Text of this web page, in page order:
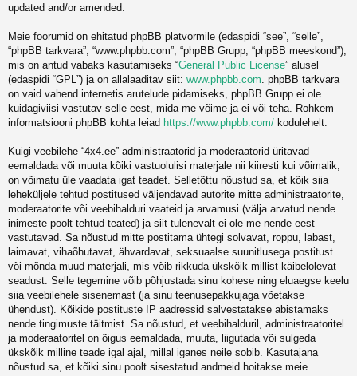
updated and/or amended.
Meie foorumid on ehitatud phpBB platvormile (edaspidi “see”, “selle”,
“phpBB tarkvara”, “www.phpbb.com”, “phpBB Grupp, “phpBB meeskond”),
mis on antud vabaks kasutamiseks “General Public License” alusel
(edaspidi “GPL”) ja on allalaaditav siit: www.phpbb.com . phpBB tarkvara
on vaid vahend internetis arutelude pidamiseks, phpBB Grupp ei ole
kuidagiviisi vastutav selle eest, mida me võime ja ei või teha. Rohkem
informatsiooni phpBB kohta leiad https://www.phpbb.com/ kodulehelt.
Kuigi veebilehe “4x4.ee” administraatorid ja moderaatorid üritavad
eemaldada või muuta kõiki vastuolulisi materjale nii kiiresti kui võimalik,
on võimatu üle vaadata igat teadet. Selletõttu nõustud sa, et kõik siia
leheküljele tehtud postitused väljendavad autorite mitte administraatorite,
moderaatorite või veebihalduri vaateid ja arvamusi (välja arvatud nende
inimeste poolt tehtud teated) ja siit tulenevalt ei ole me nende eest
vastutavad. Sa nõustud mitte postitama ühtegi solvavat, roppu, labast,
laimavat, vihaõhutavat, ähvardavat, seksuaalse suunitlusega postitust
või mõnda muud materjali, mis võib rikkuda ükskõik millist käibelolevat
seadust. Selle tegemine võib põhjustada sinu kohese ning eluaegse keelu
siia veebilehele sisenemast (ja sinu teenusepakkujaga võetakse
ühendust). Kõikide postituste IP aadressid salvestatakse abistamaks
nende tingimuste täitmist. Sa nõustud, et veebihalduril, administraatoritel
ja moderaatoritel on õigus eemaldada, muuta, liigutada või sulgeda
ükskõik milline teade igal ajal, millal iganes neile sobib. Kasutajana
nõustud sa, et kõiki sinu poolt sisestatud andmeid hoitakse meie